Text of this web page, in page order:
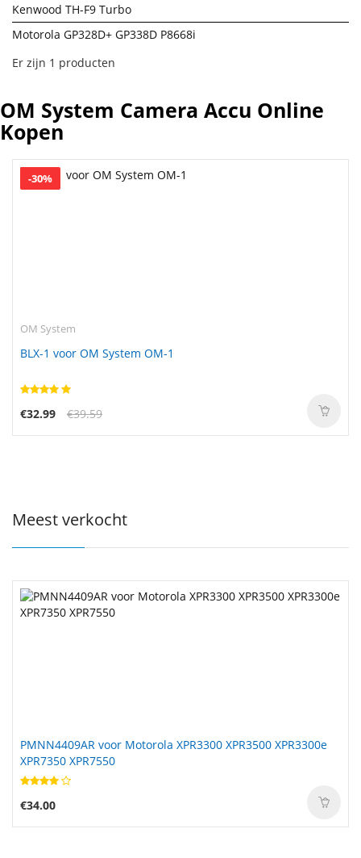
Kenwood TH-F9 Turbo
Motorola GP328D+ GP338D P8668i
Er zijn 1 producten
OM System Camera Accu Online
Kopen
-30%
OM System
BLX-1 voor OM System OM-1
€32.99 €39.59
Meest verkocht
PMNN4409AR voor Motorola XPR3300 XPR3500 XPR3300e
XPR7350 XPR7550
€34.00
L22M3PG5 voor Lenovo ThinkPad E14 Gen 5(21JK/21JL)
€66.99